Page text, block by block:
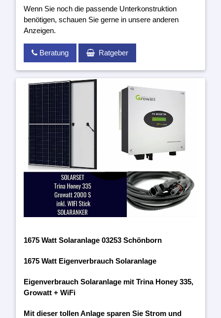
Wenn Sie noch die passende Unterkonstruktion
benötigen, schauen Sie gerne in unsere anderen
Anzeigen.
Beratung Ratgeber
1675 Watt Solaranlage 03253 Schönborn
1675 Watt Eigenverbrauch Solaranlage
Eigenverbrauch Solaranlage mit Trina Honey 335,
Growatt + WiFi
Mit dieser tollen Anlage sparen Sie Strom und